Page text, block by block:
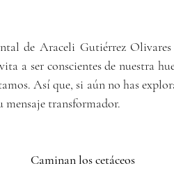
a ser conscientes de nuestra
Así que, si aún no has
mensaje transformador.
Caminan los cetáceos